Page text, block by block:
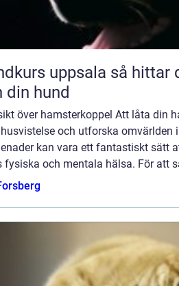
så hittar du rätt träning för dig
din hund
över hamsterkoppel Att låta din
och utforska omvärlden
kan vara ett fantastiskt sätt
fysiska och mentala hälsa. För att